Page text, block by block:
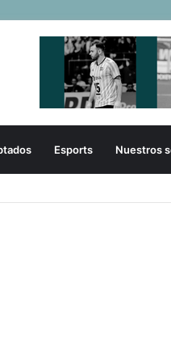
Esports Nuestros
sóftbol tienen los